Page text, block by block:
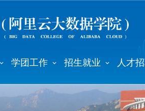
学团工作 招生就业 人才